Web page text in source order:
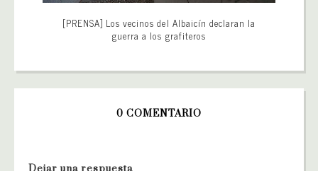
[PRENSA] Los vecinos del Albaicín declaran la
guerra a los grafiteros
0 COMENTARIO